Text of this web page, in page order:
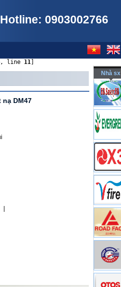
Hotline: 0903002766
, line 11
nạ DM47
Nhà sx